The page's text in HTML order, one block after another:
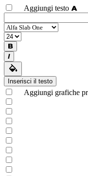
Aggiungi testo
Inserisci il testo
Aggiungi grafiche